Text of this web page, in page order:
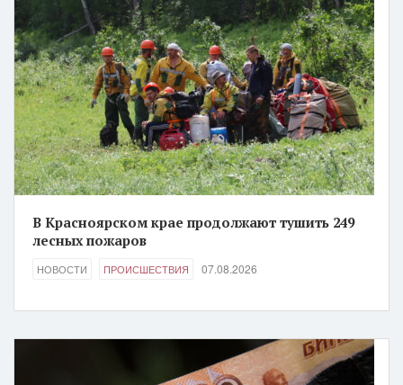
В Красноярском крае продолжают тушить 249
лесных пожаров
НОВОСТИ ПРОИСШЕСТВИЯ 07.08.2026